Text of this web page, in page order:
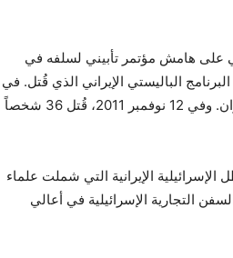
على هامش مؤتمر تأبيني لسلفه في
الباليستي الإيراني الذي قُتل. في
انفجار ضخم هز مصنعاً للصواريخ في منطقة مالارد المحصنة شرقي طهران. وفي 12 نوفمبر 2011، قُتل 36 شخصاً
الإيرانية التي شملت علماء
التجارية الإسرائيلية في أعالي